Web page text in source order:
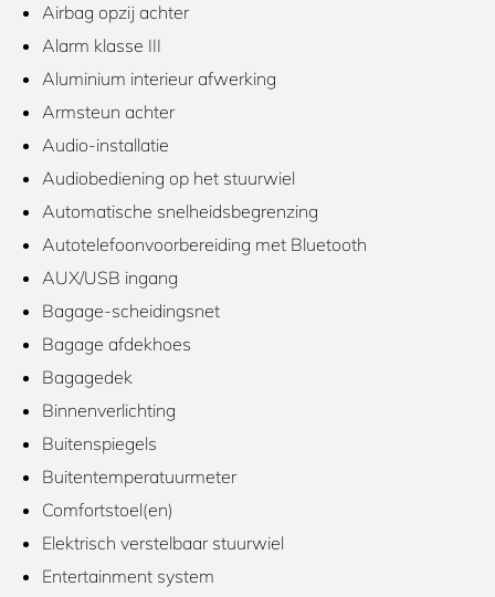
Airbag opzij achter
Alarm klasse III
Aluminium interieur afwerking
Armsteun achter
Audio-installatie
Audiobediening op het stuurwiel
Automatische snelheidsbegrenzing
Autotelefoonvoorbereiding met Bluetooth
AUX/USB ingang
Bagage-scheidingsnet
Bagage afdekhoes
Bagagedek
Binnenverlichting
Buitenspiegels
Buitentemperatuurmeter
Comfortstoel(en)
Elektrisch verstelbaar stuurwiel
Entertainment system